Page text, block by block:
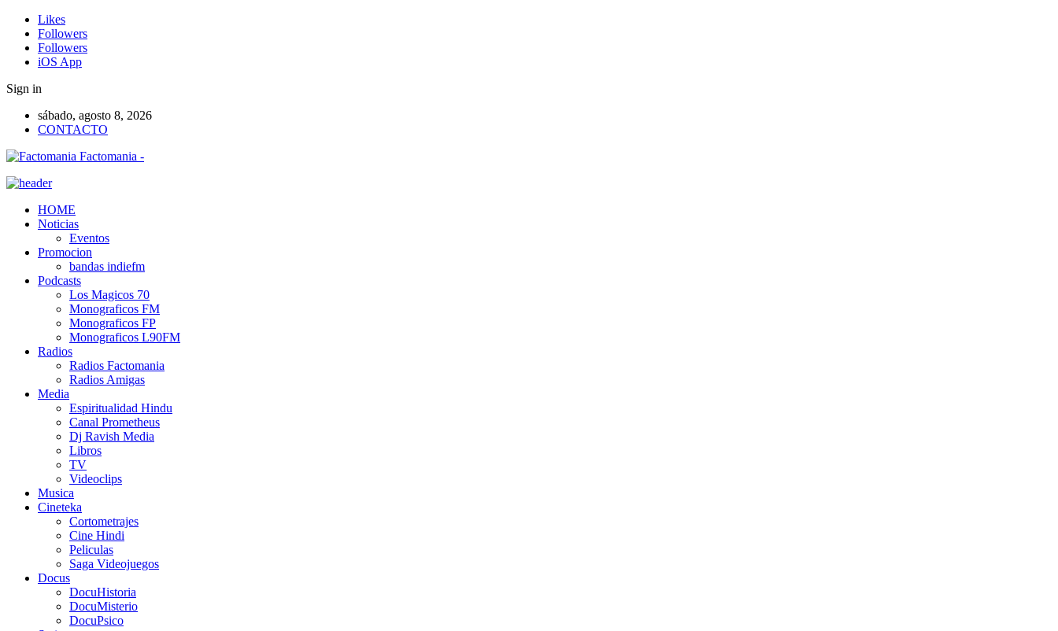
Likes
Followers
Followers
iOS App
Sign in
sábado, agosto 8, 2026
CONTACTO
Factomania -
HOME
Noticias
Eventos
Promocion
bandas indiefm
Podcasts
Los Magicos 70
Monograficos FM
Monograficos FP
Monograficos L90FM
Radios
Radios Factomania
Radios Amigas
Media
Espiritualidad Hindu
Canal Prometheus
Dj Ravish Media
Libros
TV
Videoclips
Musica
Cineteka
Cortometrajes
Cine Hindi
Peliculas
Saga Videojuegos
Docus
DocuHistoria
DocuMisterio
DocuPsico